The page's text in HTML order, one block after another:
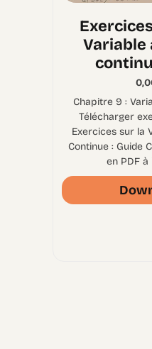
Variable
Chapitre 9 :
Télécharger
Exercices sur la
Continue : Guide
en PDF